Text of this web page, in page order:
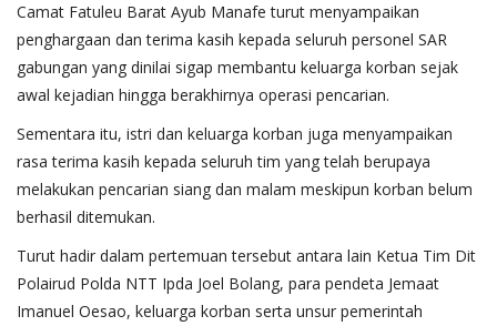
Camat Fatuleu Barat Ayub Manafe turut menyampaikan
penghargaan dan terima kasih kepada seluruh personel SAR
gabungan yang dinilai sigap membantu keluarga korban sejak
awal kejadian hingga berakhirnya operasi pencarian.
Sementara itu, istri dan keluarga korban juga menyampaikan
rasa terima kasih kepada seluruh tim yang telah berupaya
melakukan pencarian siang dan malam meskipun korban belum
berhasil ditemukan.
Turut hadir dalam pertemuan tersebut antara lain Ketua Tim Dit
Polairud Polda NTT Ipda Joel Bolang, para pendeta Jemaat
Imanuel Oesao, keluarga korban serta unsur pemerintah